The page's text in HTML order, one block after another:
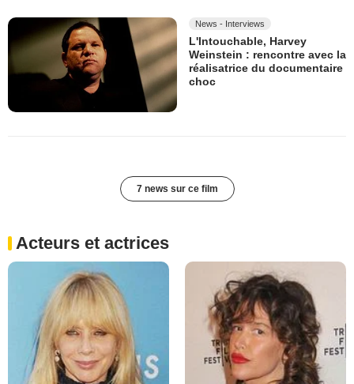
News - Interviews
L'Intouchable, Harvey
Weinstein : rencontre avec la
réalisatrice du documentaire
choc
7 news sur ce film
Acteurs et actrices